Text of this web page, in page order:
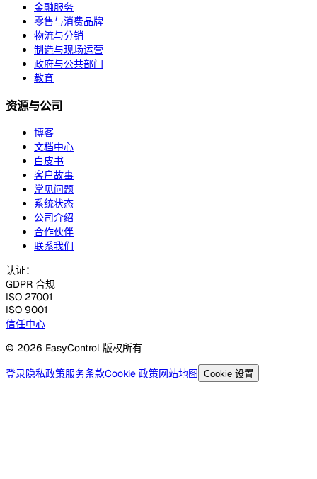
金融服务
零售与消费品牌
物流与分销
制造与现场运营
政府与公共部门
教育
资源与公司
博客
文档中心
白皮书
客户故事
常见问题
系统状态
公司介绍
合作伙伴
联系我们
认证：
GDPR 合规
ISO 27001
ISO 9001
信任中心
© 2026 EasyControl 版权所有
登录隐私政策服务条款Cookie 政策网站地图 Cookie 设置